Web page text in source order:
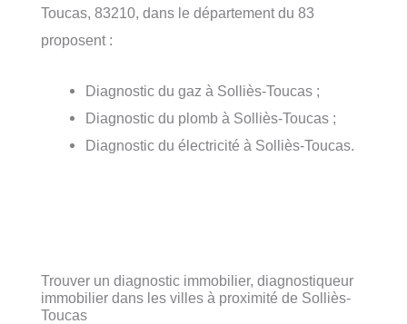
Toucas, 83210, dans le département du 83
proposent :
Diagnostic du gaz à Solliès-Toucas ;
Diagnostic du plomb à Solliès-Toucas ;
Diagnostic du électricité à Solliès-Toucas.
Trouver un diagnostic immobilier, diagnostiqueur
immobilier dans les villes à proximité de Solliès-
Toucas